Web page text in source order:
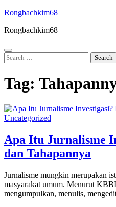
Skip
content
Rongbachkim68
Rongbachkim68
Search
for:
Tag:
Uncategorized
Apa Itu Jurnalisme
dan Tahapannya
Jurnalisme mungkin merupakan
masyarakat umum. Menurut
mengumpulkan, menulis,